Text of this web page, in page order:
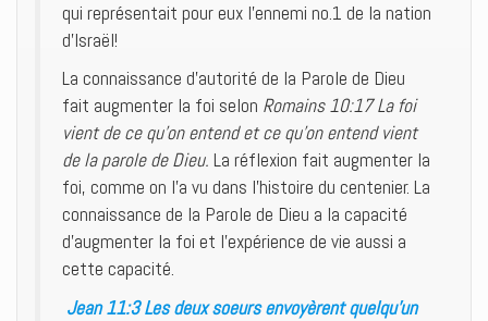
qui représentait pour eux l’ennemi no.1 de la nation
d’Israël!
La connaissance d’autorité de la Parole de Dieu
fait augmenter la foi selon Romains 10:17 La foi
vient de ce qu’on entend et ce qu’on entend vient
de la parole de Dieu. La réflexion fait augmenter la
foi, comme on l’a vu dans l’histoire du centenier. La
connaissance de la Parole de Dieu a la capacité
d’augmenter la foi et l’expérience de vie aussi a
cette capacité.
Jean 11:3 Les deux soeurs envoyèrent quelqu’un